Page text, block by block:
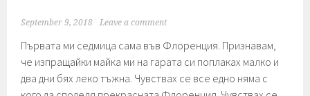
September 9, 2018 Leave a comment
Първата ми седмица сама във Флоренция. Признавам,
че изпращайки майка ми на гарата си поплаках малко и
два дни бях леко тъжна. Чувствах се все едно няма с